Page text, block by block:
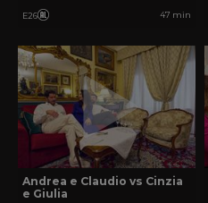
E26 47 min
Andrea e Claudio vs Cinzia
e Giulia